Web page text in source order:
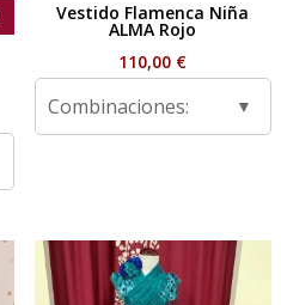
Vestido Flamenca Niña
ALMA Rojo
110,00 €
Combinaciones: